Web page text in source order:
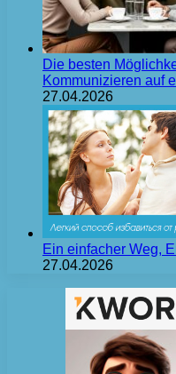
Die besten
Kommunizieren auf
27.04.2026
Ein einfacher Weg,
27.04.2026